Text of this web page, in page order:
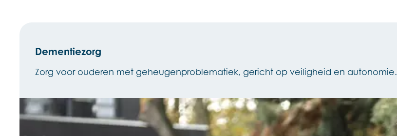
Dementiezorg
Zorg voor ouderen met geheugenproblematiek, gericht op veiligheid en autonomie.